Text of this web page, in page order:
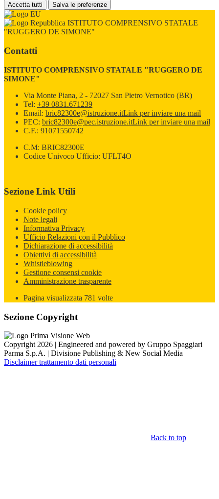
Accetta tutti Salva le preferenze
ISTITUTO COMPRENSIVO STATALE
"RUGGERO DE SIMONE"
Contatti
ISTITUTO COMPRENSIVO STATALE "RUGGERO DE
SIMONE"
Via Monte Piana, 2 - 72027 San Pietro Vernotico (BR)
Tel: +39 0831.671239
Email: bric82300e@istruzione.itLink per inviare una mail
PEC: bric82300e@pec.istruzione.itLink per inviare una mail
C.F.: 91071550742
C.M: BRIC82300E
Codice Univoco Ufficio: UFLT4O
Sezione Link Utili
Cookie policy
Note legali
Informativa Privacy
Ufficio Relazioni con il Pubblico
Dichiarazione di accessibilità
Obiettivi di accessibilità
Whistleblowing
Gestione consensi cookie
Amministrazione trasparente
Pagina visualizzata 781 volte
Sezione Copyright
Copyright 2026 | Engineered and powered by Gruppo Spaggiari
Parma S.p.A. | Divisione Publishing & New Social Media
Disclaimer trattamento dati personali
Back to top